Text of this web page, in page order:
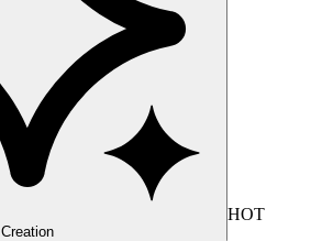
Creation
HOT